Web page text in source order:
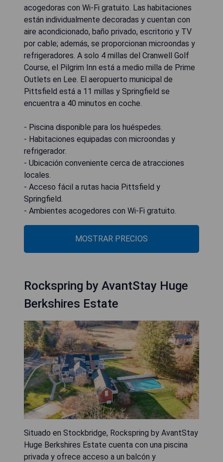
acogedoras con Wi-Fi gratuito. Las habitaciones
están individualmente decoradas y cuentan con
aire acondicionado, baño privado, escritorio y TV
por cable; además, se proporcionan microondas y
refrigeradores. A solo 4 millas del Cranwell Golf
Course, el Pilgrim Inn está a medio milla de Prime
Outlets en Lee. El aeropuerto municipal de
Pittsfield está a 11 millas y Springfield se
encuentra a 40 minutos en coche.
- Piscina disponible para los huéspedes.
- Habitaciones equipadas con microondas y
refrigerador.
- Ubicación conveniente cerca de atracciones
locales.
- Acceso fácil a rutas hacia Pittsfield y
Springfield.
- Ambientes acogedores con Wi-Fi gratuito.
MOSTRAR PRECIOS
Rockspring by AvantStay Huge
Berkshires Estate
Situado en Stockbridge, Rockspring by AvantStay
Huge Berkshires Estate cuenta con una piscina
privada y ofrece acceso a un balcón y